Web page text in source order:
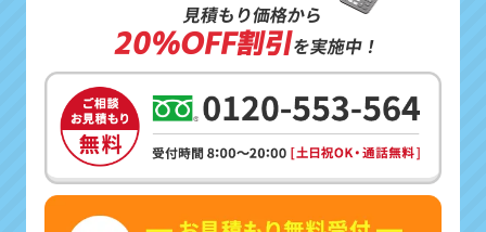
見積もり価格から
20%OFF割引を実施中！